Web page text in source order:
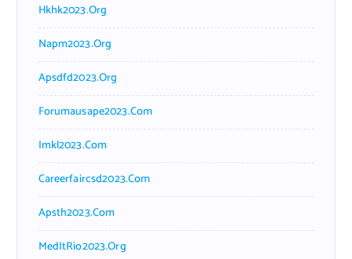
Hkhk2023.org
Napm2023.org
Apsdfd2023.org
Forumausape2023.com
Imkl2023.com
Careerfaircsd2023.com
Apsth2023.com
MedItRio2023.org